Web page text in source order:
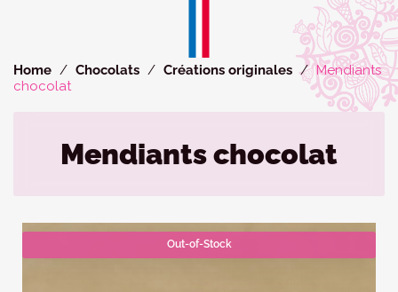
Home Chocolats Créations originales
Mendiants
chocolat
Mendiants chocolat
Out-of-Stock